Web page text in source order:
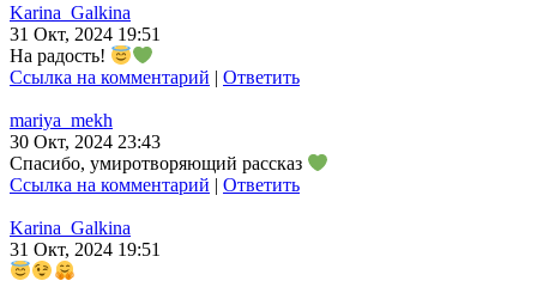
Karina_Galkina
31 Окт, 2024 19:51
На радость!
Ссылка на комментарий | Ответить
mariya_mekh
30 Окт, 2024 23:43
Спасибо, умиротворяющий рассказ
Ссылка на комментарий
Ответить
Karina_Galkina
31 Окт, 2024 19:51